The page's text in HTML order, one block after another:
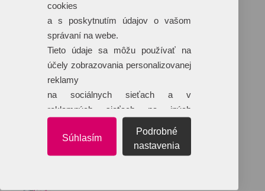
cookies
a s poskytnutím údajov o vašom
správaní na webe.
Tieto údaje sa môžu používať na
účely zobrazovania personalizovanej
reklamy
na sociálnych sieťach a v
reklamných sieťach na iných
Súhlasím
Podrobné
nastavenia